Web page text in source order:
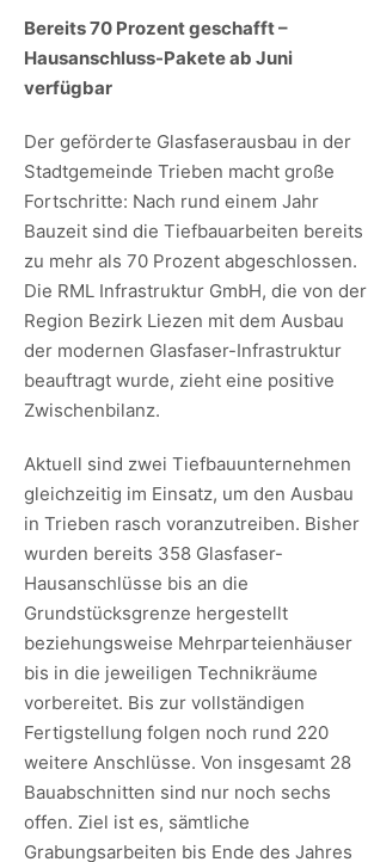
Bereits 70 Prozent geschafft –
Hausanschluss-Pakete ab Juni
verfügbar
Der geförderte Glasfaserausbau in der
Stadtgemeinde Trieben macht große
Fortschritte: Nach rund einem Jahr
Bauzeit sind die Tiefbauarbeiten bereits
zu mehr als 70 Prozent abgeschlossen.
Die RML Infrastruktur GmbH, die von der
Region Bezirk Liezen mit dem Ausbau
der modernen Glasfaser-Infrastruktur
beauftragt wurde, zieht eine positive
Zwischenbilanz.
Aktuell sind zwei Tiefbauunternehmen
gleichzeitig im Einsatz, um den Ausbau
in Trieben rasch voranzutreiben. Bisher
wurden bereits 358 Glasfaser-
Hausanschlüsse bis an die
Grundstücksgrenze hergestellt
beziehungsweise Mehrparteienhäuser
bis in die jeweiligen Technikräume
vorbereitet. Bis zur vollständigen
Fertigstellung folgen noch rund 220
weitere Anschlüsse. Von insgesamt 28
Bauabschnitten sind nur noch sechs
offen. Ziel ist es, sämtliche
Grabungsarbeiten bis Ende des Jahres